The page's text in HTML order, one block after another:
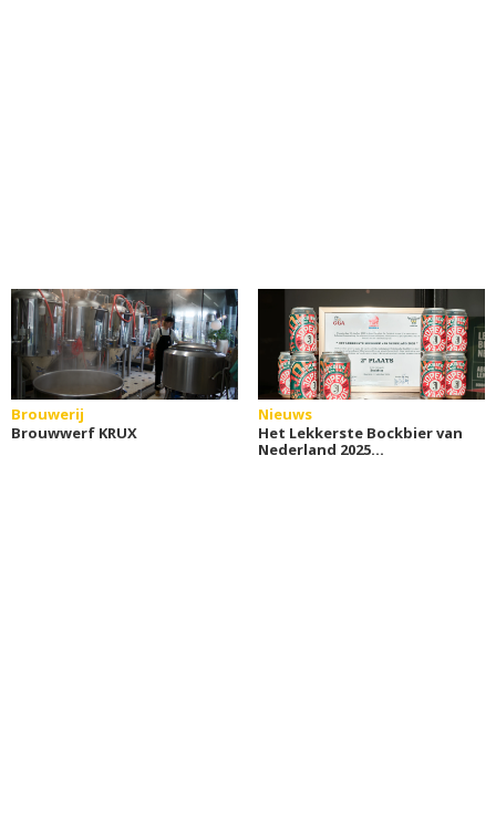
Brouwerij
Brouwwerf KRUX
Nieuws
Het Lekkerste Bockbier van
Nederland 2025